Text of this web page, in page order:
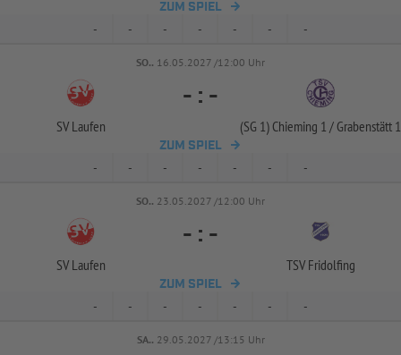
ZUM SPIEL
- - - - - - -
SO.. 16.05.2027 /12:00 Uhr
SV Laufen
- : -
(SG 1) Chieming 1 / Grabenstätt 1
ZUM SPIEL
- - - - - - -
SO.. 23.05.2027 /12:00 Uhr
SV Laufen
- : -
TSV Fridolfing
ZUM SPIEL
- - - - - - -
SA.. 29.05.2027 /13:15 Uhr